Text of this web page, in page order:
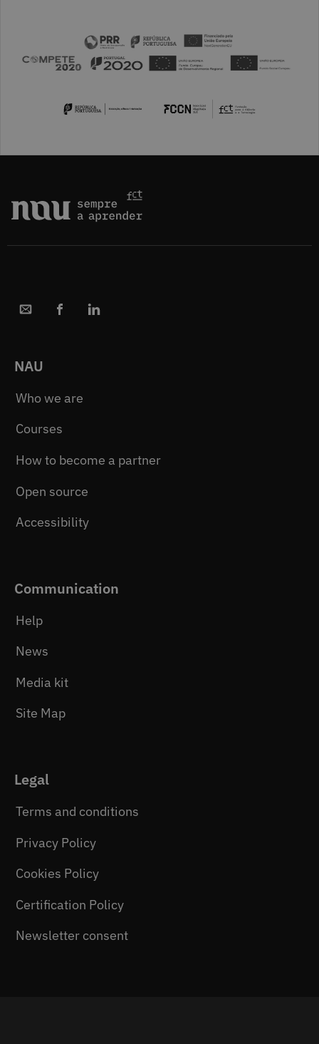
NAU
Who we are
Courses
How to become a partner
Open source
Accessibility
Communication
Help
News
Media kit
Site Map
Legal
Terms and conditions
Privacy Policy
Cookies Policy
Certification Policy
Newsletter consent